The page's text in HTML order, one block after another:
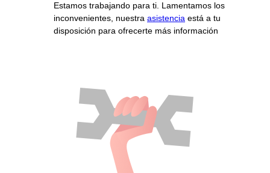
Estamos trabajando para ti. Lamentamos los
inconvenientes, nuestra asistencia está a tu
disposición para ofrecerte más información